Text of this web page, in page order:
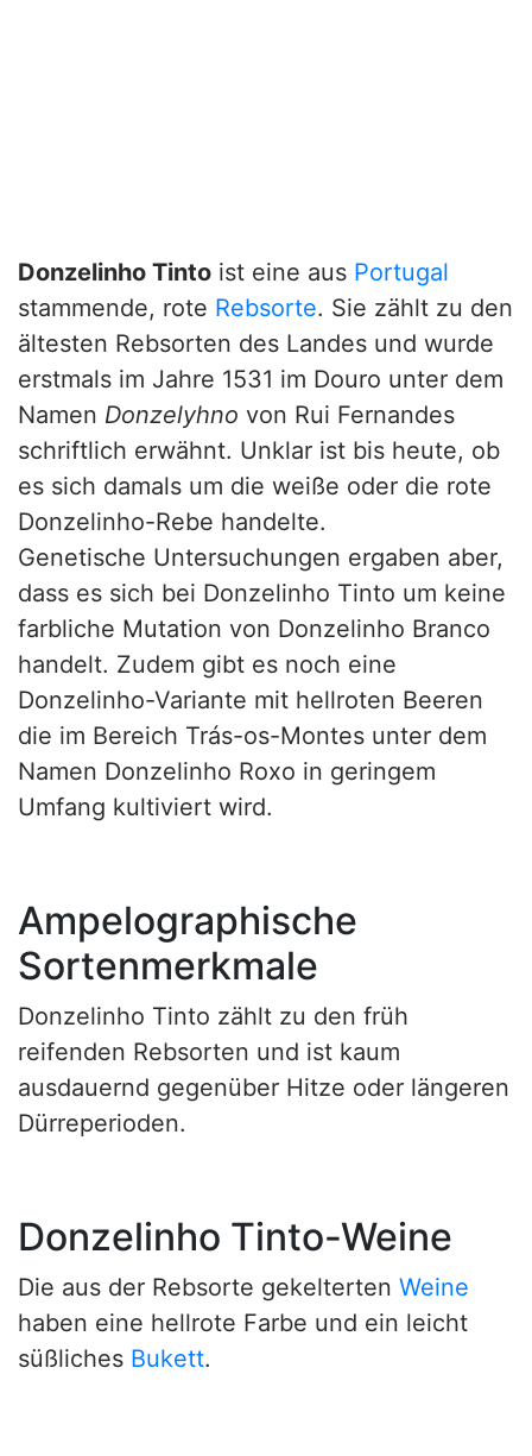
Donzelinho Tinto ist eine aus Portugal
stammende, rote Rebsorte. Sie zählt zu den
ältesten Rebsorten des Landes und wurde
erstmals im Jahre 1531 im Douro unter dem
Namen Donzelyhno von Rui Fernandes
schriftlich erwähnt. Unklar ist bis heute, ob
es sich damals um die weiße oder die rote
Donzelinho-Rebe handelte.
Genetische Untersuchungen ergaben aber,
dass es sich bei Donzelinho Tinto um keine
farbliche Mutation von Donzelinho Branco
handelt. Zudem gibt es noch eine
Donzelinho-Variante mit hellroten Beeren
die im Bereich Trás-os-Montes unter dem
Namen Donzelinho Roxo in geringem
Umfang kultiviert wird.
Ampelographische
Sortenmerkmale
Donzelinho Tinto zählt zu den früh
reifenden Rebsorten und ist kaum
ausdauernd gegenüber Hitze oder längeren
Dürreperioden.
Donzelinho Tinto-Weine
Die aus der Rebsorte gekelterten Weine
haben eine hellrote Farbe und ein leicht
süßliches Bukett.